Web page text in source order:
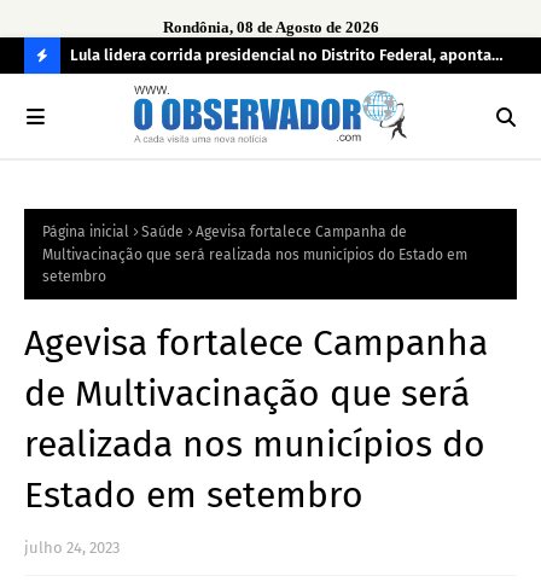
Rondônia, 08 de Agosto de 2026
O
R
A
Lula lidera corrida presidencial no Distrito Federal, aponta
pesquisa; Flávio Bolsonaro aparece em segundo
Página inicial Saúde
Agevisa fortalece Campanha de
Multivacinação que será realizada nos municípios do Estado em
setembro
Agevisa fortalece Campanha
de Multivacinação que será
realizada nos municípios do
Estado em setembro
julho 24, 2023